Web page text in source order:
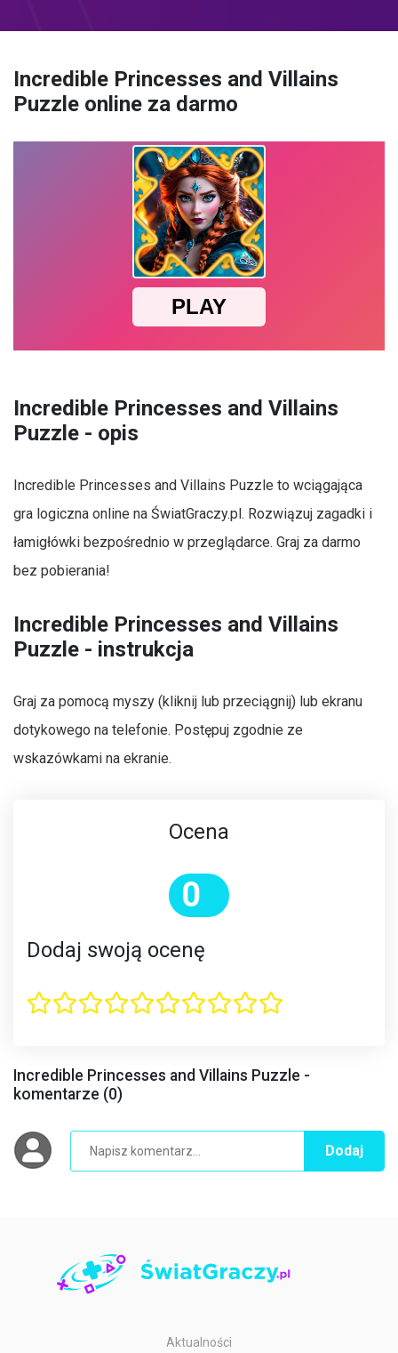
Incredible Princesses and Villains
Puzzle online za darmo
Incredible Princesses and Villains
Puzzle - opis
Incredible Princesses and Villains Puzzle to wciągająca
gra logiczna online na ŚwiatGraczy.pl. Rozwiązuj zagadki i
łamigłówki bezpośrednio w przeglądarce. Graj za darmo
bez pobierania!
Incredible Princesses and Villains
Puzzle - instrukcja
Graj za pomocą myszy (kliknij lub przeciągnij) lub ekranu
dotykowego na telefonie. Postępuj zgodnie ze
wskazówkami na ekranie.
Ocena
0
Dodaj swoją ocenę
Incredible Princesses and Villains Puzzle -
komentarze (0)
Dodaj
Aktualności